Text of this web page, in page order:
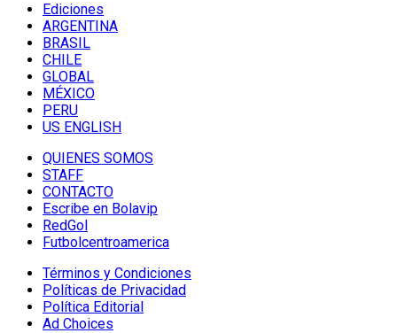
Ediciones
ARGENTINA
BRASIL
CHILE
GLOBAL
MÉXICO
PERU
US ENGLISH
QUIENES SOMOS
STAFF
CONTACTO
Escribe en Bolavip
RedGol
Futbolcentroamerica
Términos y Condiciones
Políticas de Privacidad
Política Editorial
Ad Choices